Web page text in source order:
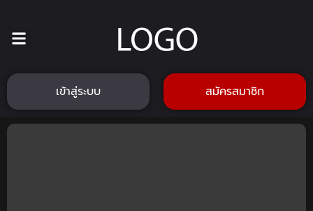
เข้าสู่ระบบ สมัครสมาชิก